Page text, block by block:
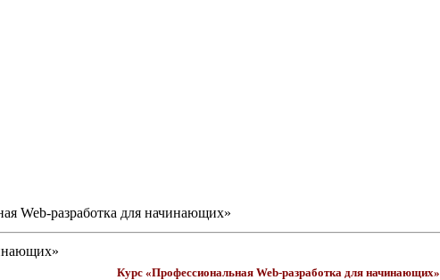
Web-разработка для начинающих»
Курс «Профессиональная Web-разработка для начинающих»